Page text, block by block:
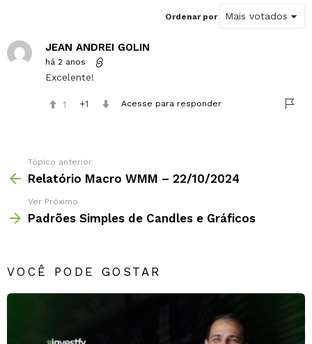
Ordenar por
JEAN ANDREI GOLIN
há 2 anos
Excelente!
1 1 Acesse para responder
Tópico anterior
Relatório Macro WMM – 22/10/2024
Ver Próximo
Padrões Simples de Candles e Gráficos
VOCÊ PODE GOSTAR